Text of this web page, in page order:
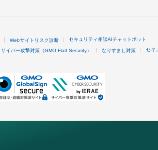
Webサイトリスク診断 セキュリティ相談AIチャットボット
サイバー攻撃対策（GMO Flatt Security） なりすまし対策 セキ